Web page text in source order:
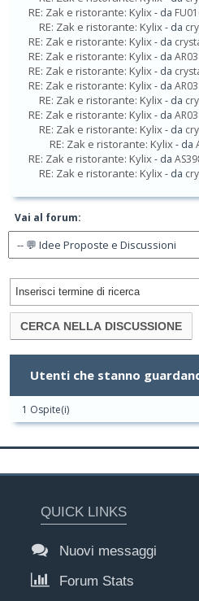
RE: Zak e ristorante: Kylix- da
RE: Zak e ristorante: Kylix- da
RE: Zak e ristorante: Kylix- da
RE: Zak e ristorante: Kylix- da
RE: Zak e ristorante: Kylix- da
RE: Zak e ristorante: Kylix- da
RE: Zak e ristorante: Kylix- da
RE: Zak e ristorante: Kylix- da
RE: Zak e ristorante: Kylix- da
RE: Zak e ristorante: Kylix- da
RE: Zak e ristorante: Kylix- da
RE: Zak e ristorante: Kylix- da
Vai al forum:
Utenti che stanno
1 Ospite(i)
QUICK LINKS
Nuovi messaggi
Forum Stats